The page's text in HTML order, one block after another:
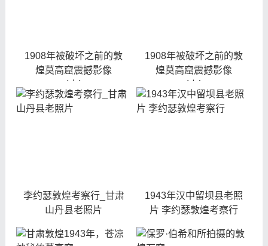
1908年被破坏之前的敦
煌莫高窟震撼影像
（中）
1908年被破坏之前的敦
煌莫高窟震撼影像
（上）
李约瑟敦煌考察行_甘肃
山丹县老照片
1943年汉中留坝县老照
片 李约瑟敦煌考察行